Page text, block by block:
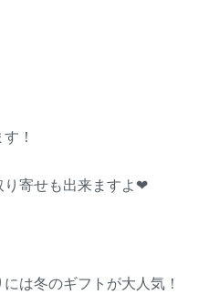
！
り寄せも出来ますよ❤
は冬のギフトが大人気！